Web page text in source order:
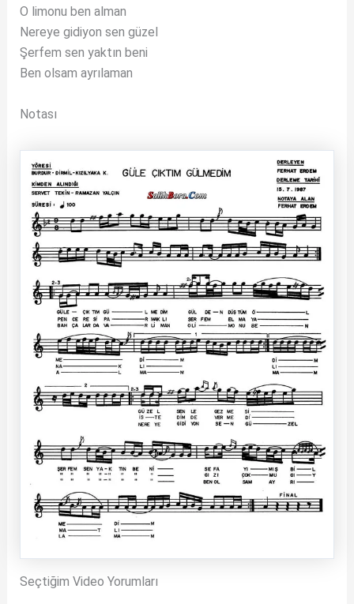
O limonu ben alman
Nereye gidiyon sen güzel
Şerfem sen yaktın beni
Ben olsam ayrılaman
Notası
Seçtiğim Video Yorumları